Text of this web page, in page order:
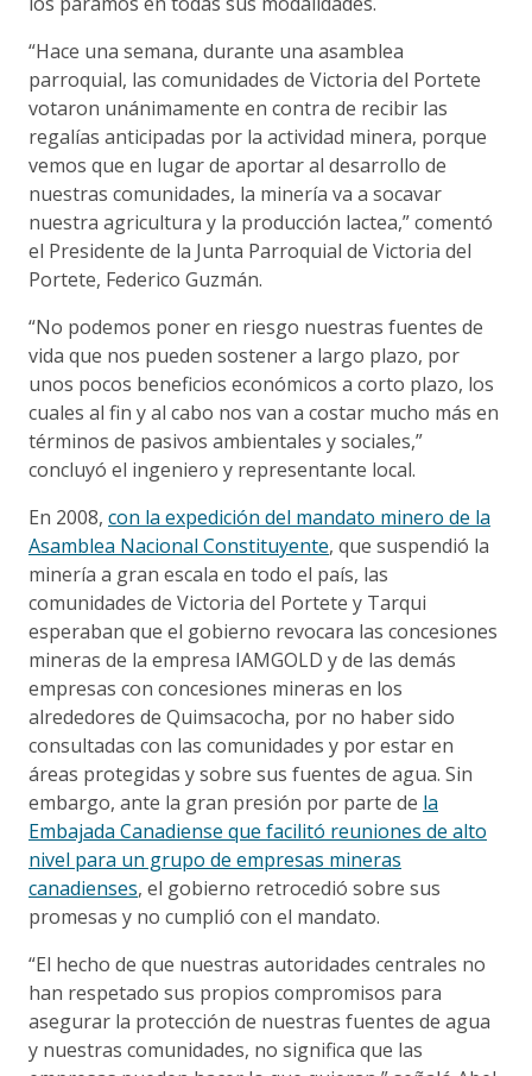
“Hace una semana, durante una asamblea
parroquial, las comunidades de Victoria del Portete
votaron unánimamente en contra de recibir las
regalías anticipadas por la actividad minera, porque
vemos que en lugar de aportar al desarrollo de
nuestras comunidades, la minería va a socavar
nuestra agricultura y la producción lactea,” comentó
el Presidente de la Junta Parroquial de Victoria del
Portete, Federico Guzmán.
“No podemos poner en riesgo nuestras fuentes de
vida que nos pueden sostener a largo plazo, por
unos pocos beneficios económicos a corto plazo, los
cuales al fin y al cabo nos van a costar mucho más en
términos de pasivos ambientales y sociales,”
concluyó el ingeniero y representante local.
En 2008, con la expedición del mandato minero de la
Asamblea Nacional Constituyente, que suspendió la
minería a gran escala en todo el país, las
comunidades de Victoria del Portete y Tarqui
esperaban que el gobierno revocara las concesiones
mineras de la empresa IAMGOLD y de las demás
empresas con concesiones mineras en los
alrededores de Quimsacocha, por no haber sido
consultadas con las comunidades y por estar en
áreas protegidas y sobre sus fuentes de agua. Sin
embargo, ante la gran presión por parte de la
Embajada Canadiense que facilitó reuniones de alto
nivel para un grupo de empresas mineras
canadienses, el gobierno retrocedió sobre sus
promesas y no cumplió con el mandato.
“El hecho de que nuestras autoridades centrales no
han respetado sus propios compromisos para
asegurar la protección de nuestras fuentes de agua
y nuestras comunidades, no significa que las